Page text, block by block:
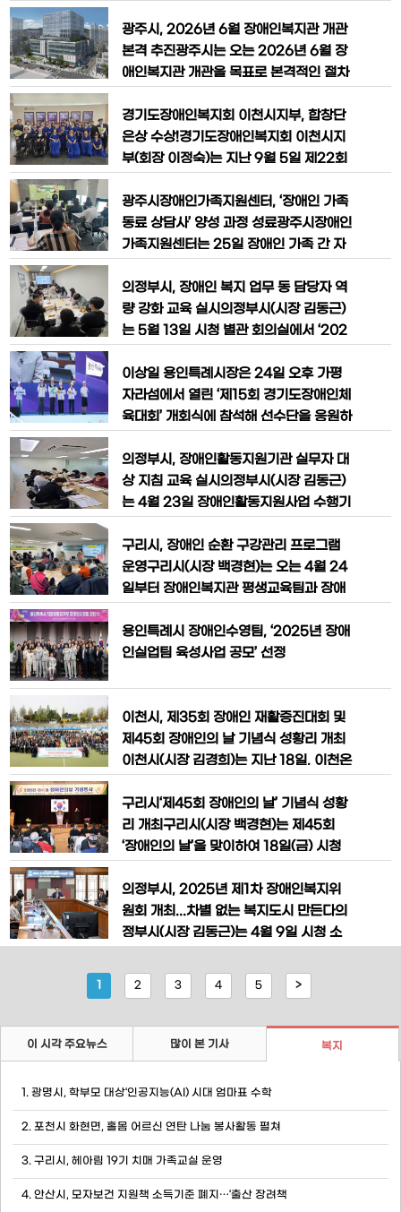
경기북부지사장은 직접 복지관을 방문해
우수기관 선정에 따른 포상을 전달하고,
중증장애인 고용 확대를
에 따라, 관련 법령과 민간위탁 절차를 거
쳐 신규 수탁법인을 선정하고 새로운 법인
이 시설 운영을 시작했다.기존 수탁법인의
9월 11일 위탁운영자 모집 공고를 시작으
로, 위탁자 선정심의를 거쳐 11월 1
광주시, 2026년 6월 장애인복지관 개관
본격 추진광주시는 오는 2026년 6월 장
애인복지관 개관을 목표로 본격적인 절차
일 열린 광주시의회 제319회 임시회에서
‘광주시 장애인복지관 설치 및 운영 조
례’와 ‘장애인복지관 민간 위탁 동의안’이
까지 수탁기관 모집 공고를 진행한다.신청
접수는 10월 20일부터 24일
경기도장애인복지회 이천시지부, 합창단
은상 수상!​경기도장애인복지회 이천시지
부(회장 이정숙)는 지난 9월 5일 제22회
에 참가하여 은상을 수상했다.이번 대회는
경기도장애인복지회 각 시군 지부 18팀의
합창단이 참가해 장애인과 비장애인이 함
깊은 행사였다.이천시지부 합창단은 성별,
연령, 장애 종류도 다양한 45명으로 구성
되어,
광주시장애인가족지원센터, ‘장애인 가족
동료 상담사’ 양성 과정 성료광주시장애인
가족지원센터는 25일 장애인 가족 간 자
하기 위해 마련한 ‘장애인 가족 동료 상담
사’ 양성 과정을 성공적으로 마무리했다.
이번 과정은 장애 자녀를 양육하고 있는
성을 갖추고 지역 내 장애인 가족을 위한
상담 활동을 수행할 수 있도록 역량을 강
화하는
의정부시, 장애인 복지 업무 동 담당자 역
량 강화 교육 실시의정부시(시장 김동근)
는 5월 13일 시청 별관 회의실에서 ‘202
화 교육’을 실시했다.이번 교육은 수요자
중심의 장애인 복지 서비스를 제공하고,
장애인 복지 평가 대응 역량을 강화하고자
주민센터 장애인 업무 담당자의 실무 능력
제고와 부서 간 정책 공유 체계
이상일 용인특례시장은 24일 오후 가평
자라섬에서 열린 ‘제15회 경기도장애인체
육대회’ 개회식에 참석해 선수단을 응원하
열리는 경기도장애인체육대회는 장애인
삶의 질 향상과 상호 교류 증진을 위해 매
년 개최되고 있다. 올해는 대회는 가평군
31개 시·군에서 약 5000명의 선수가 참
가해 3일간 열띤 경쟁을 펼친다.시는 이번
대회
의정부시, 장애인활동지원기관 실무자 대
상 지침 교육 실시의정부시(시장 김동근)
는 4월 23일 장애인활동지원사업 수행기
사항을 안내하는 교육을 실시했다.이번 교
육은 개정된 지침 중 ‘직장 내 생업과 직접
관련된 업무’에 관한 내용을 명확히 전달
급 예방에 실질적인 도움을 주기 위해 마
련했다.교육은 ▲2025년도 장애인활동
구리시, 장애인 순환 구강관리 프로그램
운영구리시(시장 백경현)는 오는 4월 24
일부터 장애인복지관 평생교육팀과 장애
인들을 대상으로 구강검진 및 교육 서비스
를 추진한다고 22일 밝혔다.이 사업은 10
자, 활동보조인과 보호자를 대상으로 구강
관리의 중요성을 교육하고 구강건강 예방
서비
용인특례시 장애인수영팀, ‘2025년 장애
인실업팀 육성사업 공모’ 선정
이천시, 제35회 장애인 재활증진대회 및
제45회 장애인의 날 기념식 성황리 개최
이천시(시장 김경희)는 지난 18일, 이천온
시 장애인 재활증진대회 및 제45회 장애
인의 날 기념식’을 개최했다고 밝혔다.이
번 행사는 (사)이천시장애인연합회(회장
정일인 장애인의 날(매년 4월 20일)을 기
념하여 ‘행복을 바라봄, 일상을 담아봄,
구리시‘제45회 장애인의 날’ 기념식 성황
리 개최​구리시(시장 백경현)는 제45회
‘장애인의 날’을 맞이하여 18일(금) 시청
제고를 통한 사회통합과 차별 없는 동등한
세상의 구현을 염원하며 화합과 온정을 다
지는 기념식을 개최했다.구리시 주최, 구
이날 행사에는 백경현 구리시장, 신동화
구리시의회 의장, 윤호중 국회의원 등 주
의정부시, 2025년 제1차 장애인복지위
원회 개최...차별 없는 복지도시 만든다의
정부시(시장 김동근)는 4월 9일 시청 소
원회’를 열고 장애인정책 종합계획 등 주
요 안건을 심의했다.이번 회의는 장애인의
책을 점검하고, 새로운 지원 방향을 설정
하기 위해 마련됐다. 시는 장애인 돌봄, 교
육, 일자리 등 생활 밀착형 복지 확
1 2 3 4 5 >
이 시각 주요뉴스 많이 본 기사 복지
1. 광명시, 학부모 대상‘인공지능(AI) 시대 엄마표 수학
2. 포천시 화현면, 홀몸 어르신 연탄 나눔 봉사활동 펼쳐
3. 구리시, 헤아림 19기 치매 가족교실 운영
4. 안산시, 모자보건 지원책 소득기준 폐지…‘출산 장려책